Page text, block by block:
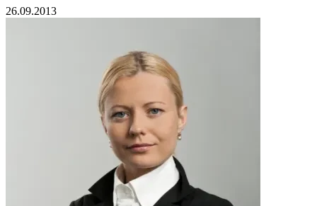
26.09.2013